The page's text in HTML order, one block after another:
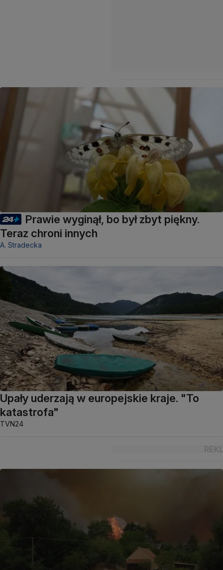
Prawie wyginął, bo był zbyt piękny.
Teraz chroni innych
A. Stradecka
Upały uderzają w europejskie kraje. "To
katastrofa"
TVN24